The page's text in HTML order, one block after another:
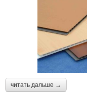
читать дальше →